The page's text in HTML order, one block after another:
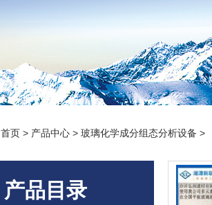
首页 > 产品中心 > 玻璃化学成分组态分析设备 >
产品目录